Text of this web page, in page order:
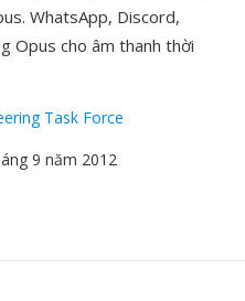
WhatsApp, Discord,
Opus cho âm thanh thời
Task Force
9 năm 2012